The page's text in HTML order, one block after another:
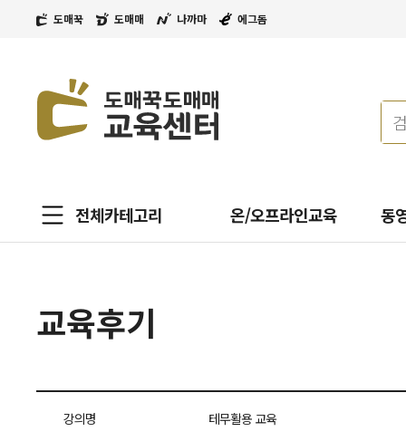
도매꾹 도매매 나까마 에그돔
전체카테고리 온/오프라인교육 동
교육후기
강의명 테무활용 교육